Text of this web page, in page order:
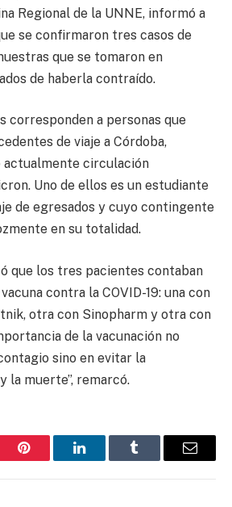
Regional de la UNNE, informó a
se confirmaron tres casos de
que se tomaron en
de haberla contraído.
corresponden a personas que
de viaje a Córdoba,
actualmente circulación
Uno de ellos es un estudiante
de egresados y cuyo contingente
en su totalidad.
que los tres pacientes contaban
contra la COVID-19: una con
otra con Sinopharm y otra con
de la vacunación no
sino en evitar la
la muerte”, remarcó.
Pinterest LinkedInTumblr Email